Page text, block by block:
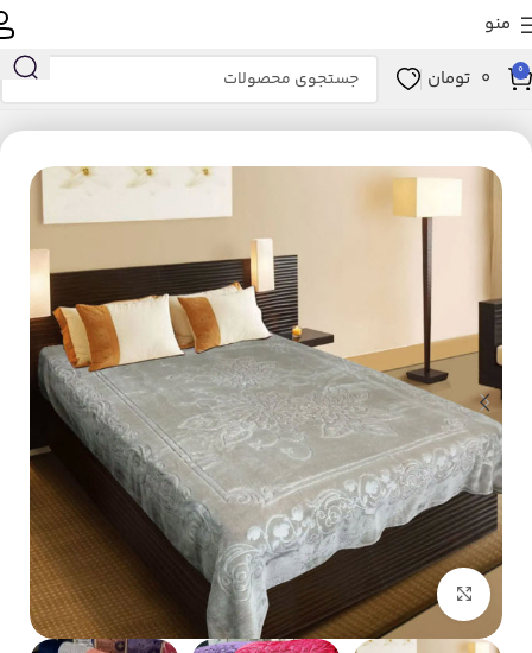
منو
0
0 تومان
خانه خانه و آشپزخانه خواب پتو
بزرگنمایی تصویر